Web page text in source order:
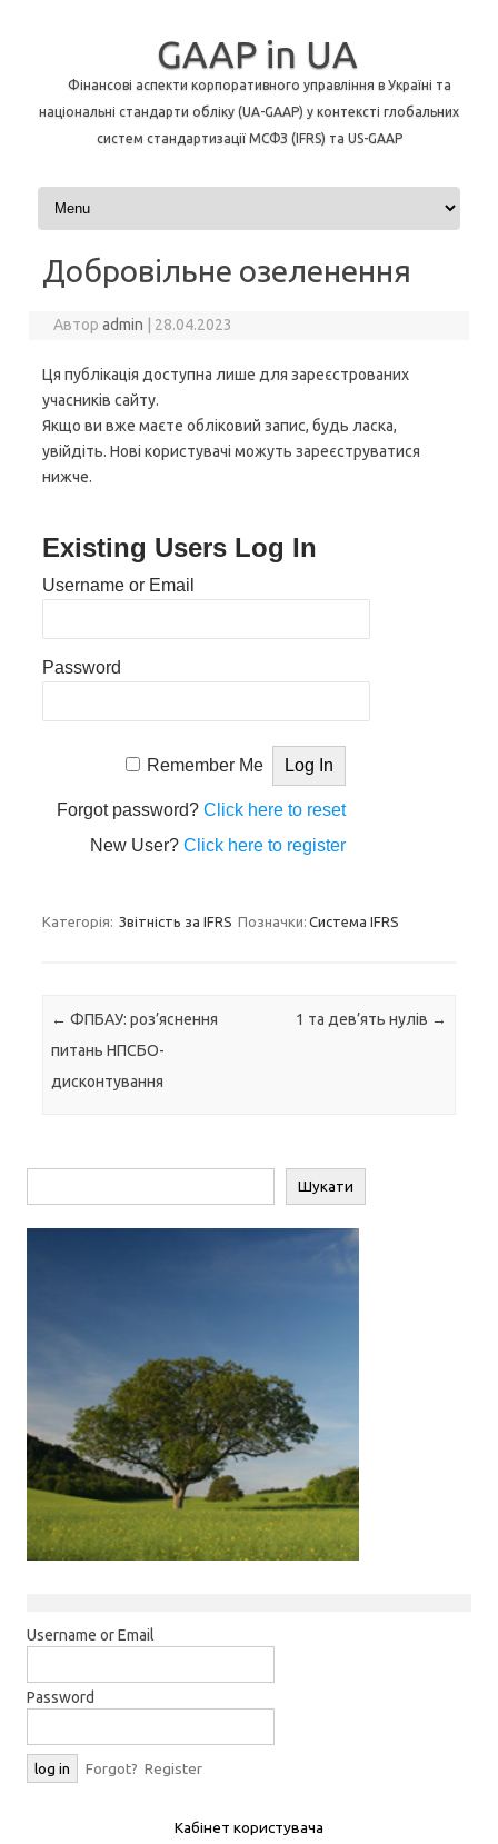
GAAP in UA
Фінансові аспекти корпоративного управління в Україні та
національні стандарти обліку (UA-GAAP) у контексті глобальних
систем стандартизації МСФЗ (IFRS) та US-GAAP
Перейти до контенту
Добровільне озеленення
Авторadmin 28.04.2023
Ця публікація доступна лише для зареєстрованих
учасників сайту.
Якщо ви вже маєте обліковий запис, будь ласка,
увійдіть. Нові користувачі можуть зареєструватися
нижче.
Existing Users Log In
Username or Email
Password
Remember Me
Forgot password?Click here to reset
New User?Click here to register
Категорія: Звітність за IFRS Позначки: Система IFRS
Навігація по запису
← ФПБАУ: роз’яснення
питань НПСБО-
дисконтування
1 та дев’ять нулів →
Шукати
Username or Email
Password
Forgot? Register
Кабінет користувача